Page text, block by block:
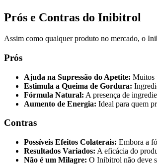
Prós e Contras do Inibitrol
Assim como qualquer produto no mercado, o
Prós
Ajuda na Supressão do Apetite: Muitos
Estimula a Queima de Gordura:
Fórmula Natural: A presença de
Aumento de Energia: Ideal para quem
Contras
Possíveis Efeitos Colaterais: Embora a
Resultados Variados: A eficácia do
Não é um Milagre: O Inibitrol não deve